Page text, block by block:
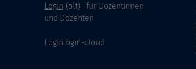
Login (alt) für Dozentinnen
und Dozenten
Login bgm-cloud